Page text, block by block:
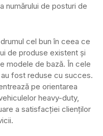
numărului de posturi de
cel bun în ceea ce
de produse existent și
modele de bază. În cele
fost reduse cu succes.
pe orientarea
heavy-duty,
a satisfacției clienților